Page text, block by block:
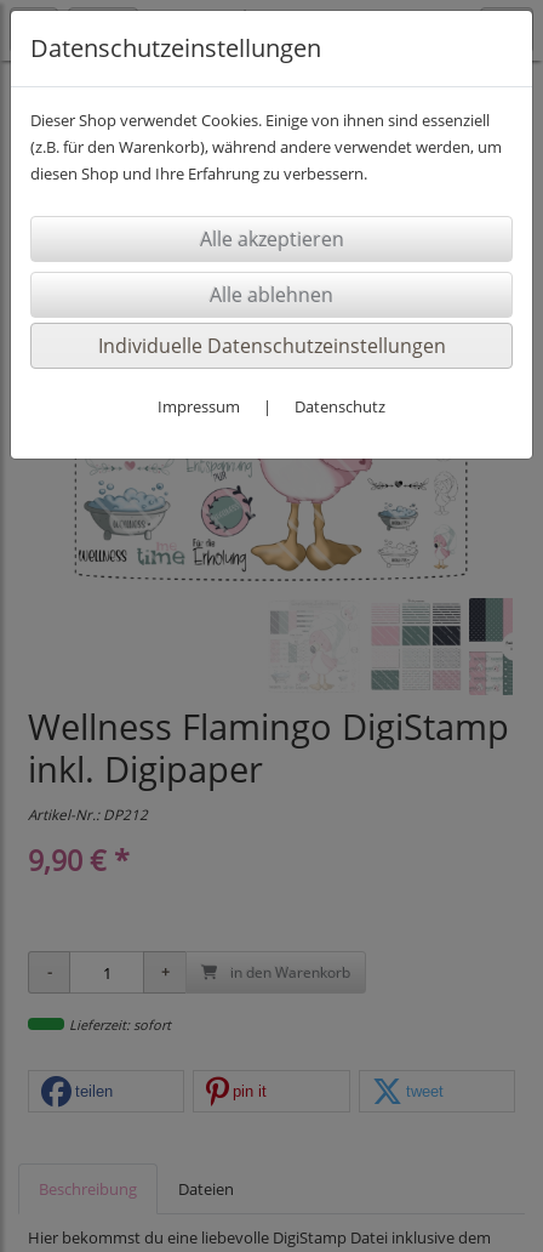
DIGISTAMPS INKL. PAPIER
Wellness Flamingo DigiStamp
inkl. Digipaper
Artikel-Nr.:DP212
9,90 € *
in den Warenkorb
Lieferzeit: sofort
teilen pin it tweet
Beschreibung Dateien
Hier bekommst du eine liebevolle DigiStamp Datei inklusive dem
Datenschutzeinstellungen
Dieser Shop verwendet Cookies. Einige von ihnen sind essenziell
(z.B. für den Warenkorb), während andere verwendet werden, um
diesen Shop und Ihre Erfahrung zu verbessern.
Individuelle Datenschutzeinstellungen
Impressum | Datenschutz